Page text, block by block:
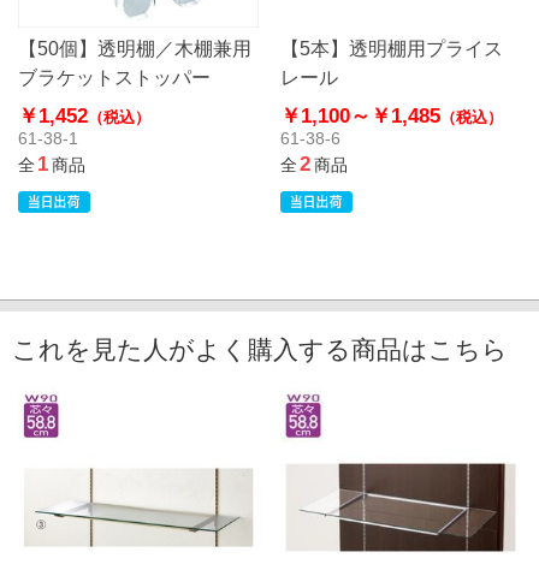
【50個】透明棚／木棚兼用
ブラケットストッパー
￥1,452 （税込）
61-38-1
全1商品
【5本】透明棚用プライス
レール
￥1,100～ ￥1,485 （税込）
61-38-6
全2商品
これを見た人がよく購入する商品はこちら